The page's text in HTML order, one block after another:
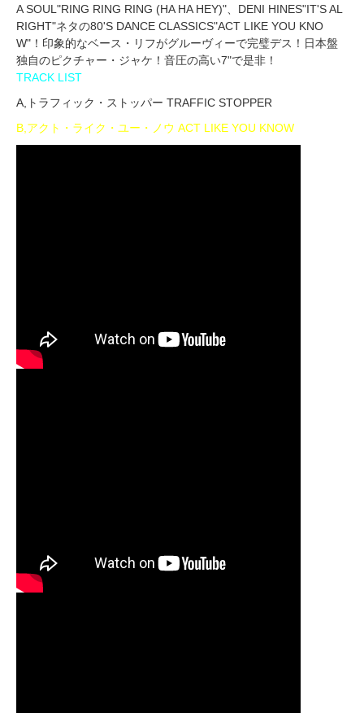
A SOUL"RING RING RING (HA HA HEY)"、DENI HINES"IT'S AL
RIGHT"ネタの80'S DANCE CLASSICS"ACT LIKE YOU KNO
W"！印象的なベース・リフがグルーヴィーで完璧デス！日本盤
独自のピクチャー・ジャケ！音圧の高い7"で是非！
TRACK LIST
A,トラフィック・ストッパー TRAFFIC STOPPER
B,アクト・ライク・ユー・ノウ ACT LIKE YOU KNOW